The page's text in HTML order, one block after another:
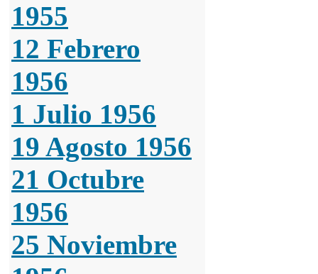
1955
12 Febrero
1956
1 Julio 1956
19 Agosto 1956
21 Octubre
1956
25 Noviembre